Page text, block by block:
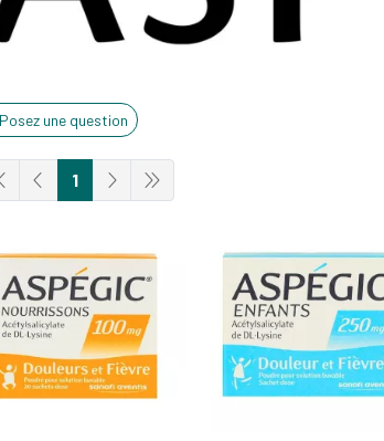
Posez une question
1